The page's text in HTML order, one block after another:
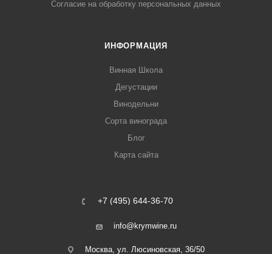
Согласие на обработку персональных данных
ИНФОРМАЦИЯ
Винная Школа
Дегустации
Винодельни
Сорта винограда
Блог
Карта сайта
+7 (495) 644-36-70
info@krymwine.ru
Москва, ул. Люсиновская, 36/50